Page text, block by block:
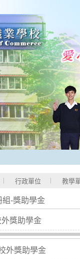
行政單位 教學
組-獎助學金
獎助學金
外獎助學金